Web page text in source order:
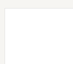
Saltar
Saltar
Saltar